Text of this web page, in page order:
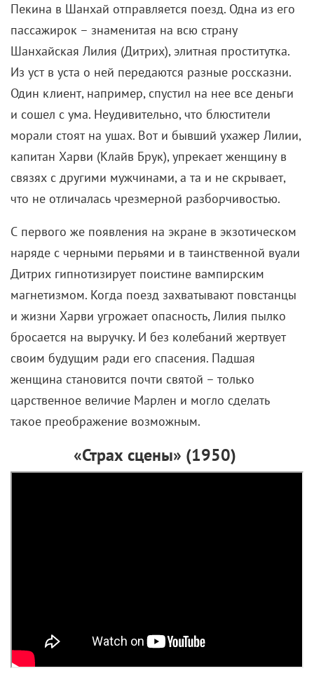
Пекина в Шанхай отправляется поезд. Одна из его
пассажирок – знаменитая на всю страну
Шанхайская Лилия (Дитрих), элитная проститутка.
Из уст в уста о ней передаются разные россказни.
Один клиент, например, спустил на нее все деньги
и сошел с ума. Неудивительно, что блюстители
морали стоят на ушах. Вот и бывший ухажер Лилии,
капитан Харви (Клайв Брук), упрекает женщину в
связях с другими мужчинами, а та и не скрывает,
что не отличалась чрезмерной разборчивостью.
С первого же появления на экране в экзотическом
наряде с черными перьями и в таинственной вуали
Дитрих гипнотизирует поистине вампирским
магнетизмом. Когда поезд захватывают повстанцы
и жизни Харви угрожает опасность, Лилия пылко
бросается на выручку. И без колебаний жертвует
своим будущим ради его спасения. Падшая
женщина становится почти святой – только
царственное величие Марлен и могло сделать
такое преображение возможным.
«Страх сцены» (1950)